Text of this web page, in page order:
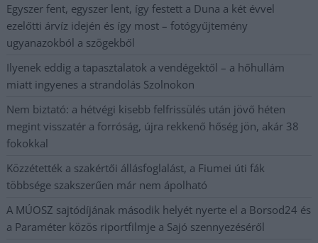
Egyszer fent, egyszer lent, így festett a Duna a két évvel
ezelőtti árvíz idején és így most – fotógyűjtemény
ugyanazokból a szögekből
Ilyenek eddig a tapasztalatok a vendégektől – a hőhullám
miatt ingyenes a strandolás Szolnokon
Nem biztató: a hétvégi kisebb felfrissülés után jövő héten
megint visszatér a forróság, újra rekkenő hőség jön, akár 38
fokokkal
Közzétették a szakértői állásfoglalást, a Fiumei úti fák
többsége szakszerűen már nem ápolható
A MÚOSZ sajtódíjának második helyét nyerte el a Borsod24 és
a Paraméter közös riportfilmje a Sajó szennyezéséről